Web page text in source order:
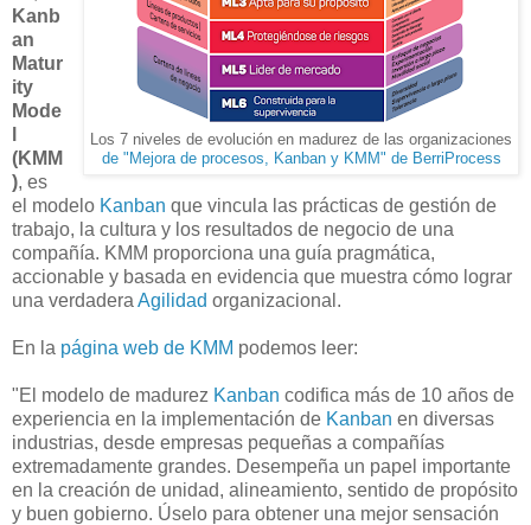
Los 7 niveles de evolución en madurez de las organizaciones
de "Mejora de procesos, Kanban y KMM" de BerriProcess
Kanb
an
Matur
ity
Mode
(KMM
), es
el modelo Kanban que vincula las prácticas de gestión de
trabajo, la cultura y los resultados de negocio de una
compañía. KMM proporciona una guía pragmática,
accionable y basada en evidencia que muestra cómo lograr
una verdadera Agilidad organizacional.
En la página web de KMM podemos leer:
"El modelo de madurez Kanban codifica más de 10 años de
experiencia en la implementación de Kanban en diversas
industrias, desde empresas pequeñas a compañías
extremadamente grandes. Desempeña un papel importante
en la creación de unidad, alineamiento, sentido de propósito
y buen gobierno. Úselo para obtener una mejor sensación